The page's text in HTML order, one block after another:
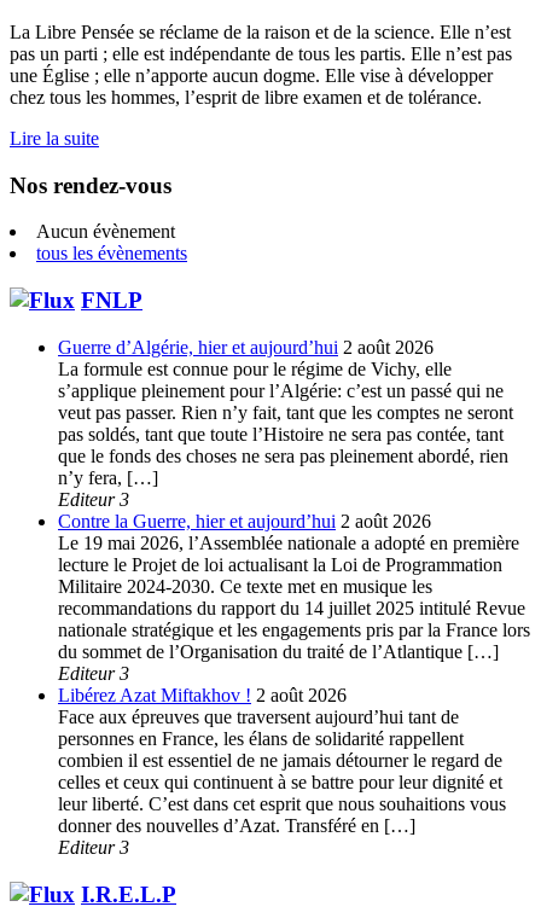
La Libre Pensée se réclame de la raison et de la science. Elle n’est
pas un parti ; elle est indépendante de tous les partis. Elle n’est pas
une Église ; elle n’apporte aucun dogme. Elle vise à développer
chez tous les hommes, l’esprit de libre examen et de tolérance.
Lire la suite
Nos rendez-vous
Aucun évènement
tous les évènements
FNLP
Guerre d’Algérie, hier et aujourd’hui 2 août 2026
La formule est connue pour le régime de Vichy, elle
s’applique pleinement pour l’Algérie: c’est un passé qui ne
veut pas passer. Rien n’y fait, tant que les comptes ne seront
pas soldés, tant que toute l’Histoire ne sera pas contée, tant
que le fonds des choses ne sera pas pleinement abordé, rien
n’y fera, […]
Editeur 3
Contre la Guerre, hier et aujourd’hui 2 août 2026
Le 19 mai 2026, l’Assemblée nationale a adopté en première
lecture le Projet de loi actualisant la Loi de Programmation
Militaire 2024-2030. Ce texte met en musique les
recommandations du rapport du 14 juillet 2025 intitulé Revue
nationale stratégique et les engagements pris par la France lors
du sommet de l’Organisation du traité de l’Atlantique […]
Editeur 3
Libérez Azat Miftakhov ! 2 août 2026
Face aux épreuves que traversent aujourd’hui tant de
personnes en France, les élans de solidarité rappellent
combien il est essentiel de ne jamais détourner le regard de
celles et ceux qui continuent à se battre pour leur dignité et
leur liberté. C’est dans cet esprit que nous souhaitions vous
donner des nouvelles d’Azat. Transféré en […]
Editeur 3
I.R.E.L.P